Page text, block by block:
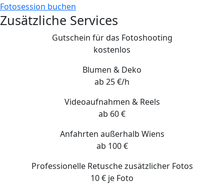
Fotosession buchen
Zusätzliche Services
Gutschein für das Fotoshooting
kostenlos
Blumen & Deko
ab 25 €/h
Videoaufnahmen & Reels
ab 60 €
Anfahrten außerhalb Wiens
ab 100 €
Professionelle Retusche zusätzlicher Fotos
10 € je Foto